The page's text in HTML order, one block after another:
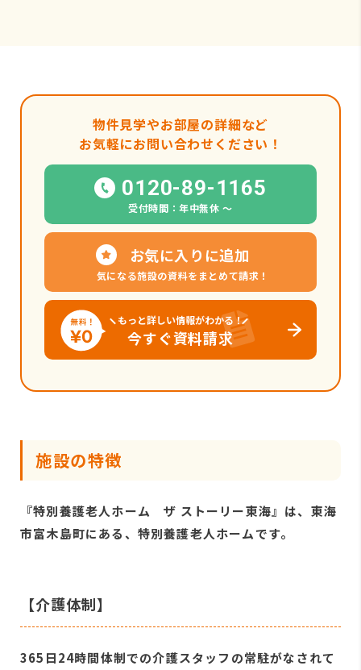
物件見学やお部屋の詳細など
お気軽にお問い合わせください！
0120-89-1165
受付時間：年中無休 〜
お気に入りに追加
気になる施設の資料をまとめて請求！
もっと詳しい情報がわかる！
今すぐ資料請求
施設の特徴
『特別養護老人ホーム ザ ストーリー東海』は、東海
市富木島町にある、特別養護老人ホームです。
【介護体制】
365日24時間体制での介護スタッフの常駐がなされて